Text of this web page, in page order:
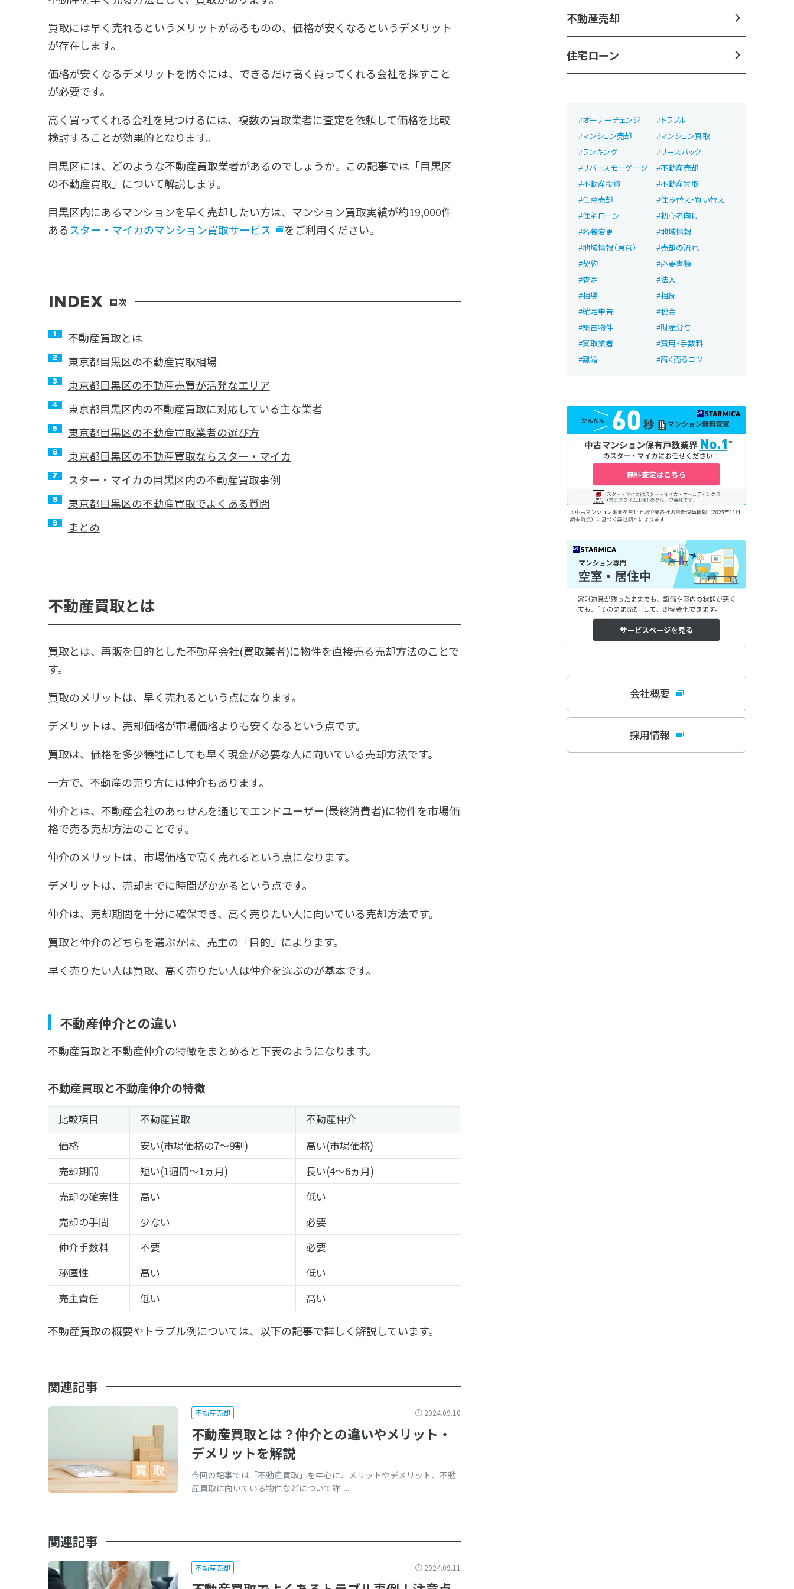
買取には早く売れるというメリットがあるものの、価格が安くなるというデメリット
が存在します。
価格が安くなるデメリットを防ぐには、できるだけ高く買ってくれる会社を探すこと
が必要です。
高く買ってくれる会社を見つけるには、複数の買取業者に査定を依頼して価格を比較
検討することが効果的となります。
目黒区には、どのような不動産買取業者があるのでしょうか。この記事では「目黒区
の不動産買取」について解説します。
目黒区内にあるマンションを早く売却したい方は、マンション買取実績が約19,000件
ある スター・マイカのマンション買取サービス をご利用ください。
目次
不動産買取とは
東京都目黒区の不動産買取相場
東京都目黒区の不動産売買が活発なエリア
東京都目黒区内の不動産買取に対応している主な業者
東京都目黒区の不動産買取業者の選び方
東京都目黒区の不動産買取ならスター・マイカ
スター・マイカの目黒区内の不動産買取事例
東京都目黒区の不動産買取でよくある質問
まとめ
不動産買取とは
買取とは、再販を目的とした不動産会社(買取業者)に物件を直接売る売却方法のことで
す。
買取のメリットは、早く売れるという点になります。
デメリットは、売却価格が市場価格よりも安くなるという点です。
買取は、価格を多少犠牲にしても早く現金が必要な人に向いている売却方法です。
一方で、不動産の売り方には仲介もあります。
仲介とは、不動産会社のあっせんを通じてエンドユーザー(最終消費者)に物件を市場価
格で売る売却方法のことです。
仲介のメリットは、市場価格で高く売れるという点になります。
デメリットは、売却までに時間がかかるという点です。
仲介は、売却期間を十分に確保でき、高く売りたい人に向いている売却方法です。
買取と仲介のどちらを選ぶかは、売主の「目的」によります。
早く売りたい人は買取、高く売りたい人は仲介を選ぶのが基本です。
不動産仲介との違い
不動産買取と不動産仲介の特徴をまとめると下表のようになります。
不動産買取と不動産仲介の特徴
比較項目 不動産買取
不動産仲介
価格
安い(市場価格の7～9割)
高い(市場価格)
売却期間
短い(1週間～1ヵ月)
長い(4～6ヵ月)
売却の確実性
高い
低い
売却の手間
少ない
必要
仲介手数料
不要
必要
秘匿性
高い
低い
売主責任
低い 高い
不動産買取の概要やトラブル例については、以下の記事で詳しく解説しています。
関連記事
不動産売却 2024.09.10
不動産買取とは？仲介との違いやメリット・
デメリットを解説
今回の記事では「不動産買取」を中心に、メリットやデメリット、不動
産買取に向いている物件などについて詳......
関連記事
不動産売却 2024.09.11
不動産売却
住宅ローン
オーナーチェンジ
トラブル
マンション売却
マンション買取
ランキング
リースバック
リバースモーゲージ
不動産売却
不動産投資
不動産買取
任意売却
住み替え・買い替え
住宅ローン
初心者向け
名義変更
地域情報
地域情報（東京）
売却の流れ
契約
必要書類
査定
法人
相場
相続
確定申告
税金
築古物件
財産分与
買取業者
費用・手数料
離婚
高く売るコツ
会社概要
採用情報